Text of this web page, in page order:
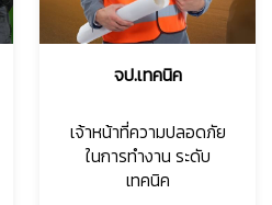
จป.เทคนิค
เจ้าหน้าที่ความปลอดภัย
ในการทำงาน ระดับ
เทคนิค